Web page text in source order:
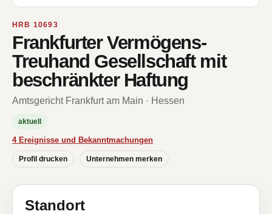
HRB 10693
Frankfurter Vermögens-
Treuhand Gesellschaft mit
beschränkter Haftung
Amtsgericht Frankfurt am Main · Hessen
aktuell
4 Ereignisse und Bekanntmachungen
Profil drucken Unternehmen merken
Standort